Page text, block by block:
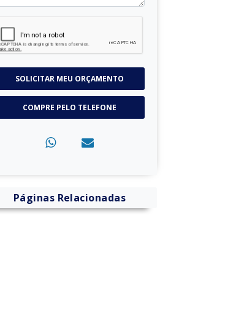
SOLICITAR MEU ORÇAMENTO
COMPRE PELO TELEFONE
Páginas Relacionadas